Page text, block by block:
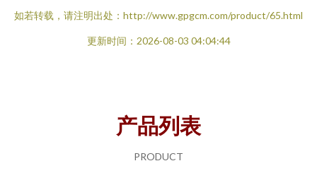
如若转载，请注明出处：http://www.gpgcm.com/product/65.html
更新时间：2026-08-03 04:04:44
产品列表
PRODUCT